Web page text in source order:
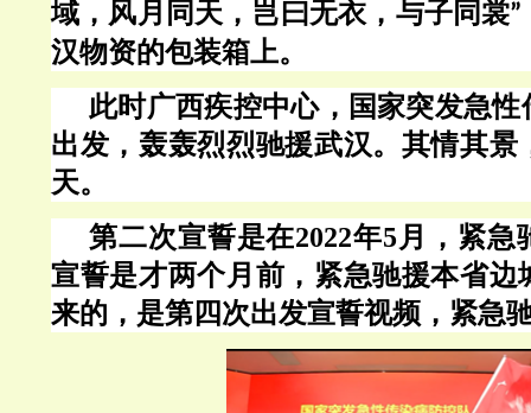
域，风月同天，岂曰无衣，与子同裳”
汉物资的包装箱上。
此时广西疾控中心，国家突发急
出发，轰轰烈烈驰援武汉。其情其景
天。
第二次宣誓是在2022年5月，紧
宣誓是才两个月前，紧急驰援本省边
来的，是第四次出发宣誓视频， 紧急